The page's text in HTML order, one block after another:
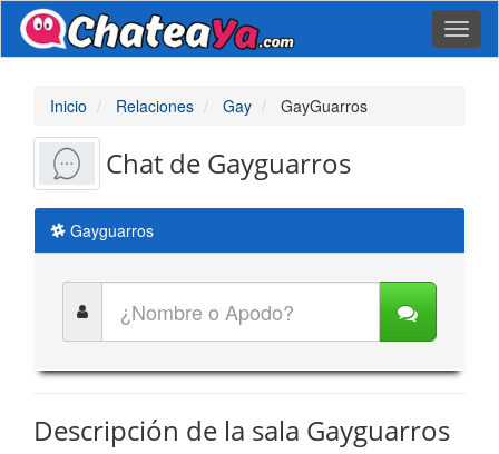
Inicio Relaciones Gay GayGuarros
Chat de Gayguarros
Gayguarros
Descripción de la sala Gayguarros